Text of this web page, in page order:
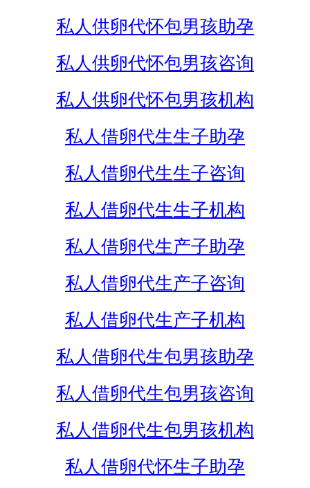
私人供卵代怀包男孩助孕
私人供卵代怀包男孩咨询
私人供卵代怀包男孩机构
私人借卵代生生子助孕
私人借卵代生生子咨询
私人借卵代生生子机构
私人借卵代生产子助孕
私人借卵代生产子咨询
私人借卵代生产子机构
私人借卵代生包男孩助孕
私人借卵代生包男孩咨询
私人借卵代生包男孩机构
私人借卵代怀生子助孕